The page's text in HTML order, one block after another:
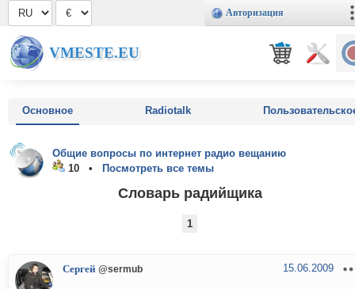
Авторизация
VMESTE.EU
Основное Radiotalk
Общие вопросы по интернет радио вещанию
10 •
Посмотреть все темы
Словарь радийщика
1
Сергей @sermub 15.06.2009